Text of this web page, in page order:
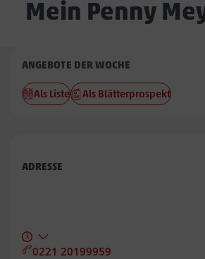
Mein Penny
Penny
Meyenburg
ANGEBOTE DER WOCHE
Als Liste Als Blätterprospekt
ADRESSE
0221 20199959